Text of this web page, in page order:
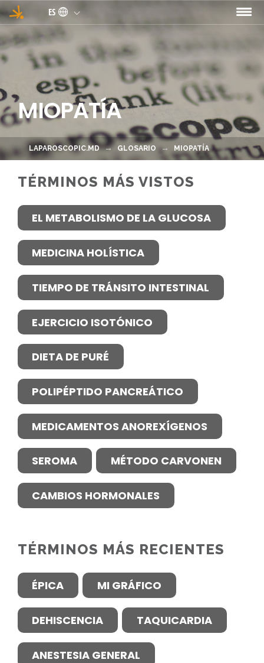
Pasar al contenido principal
ES
MIOPATÍA
LAPAROSCOPIC.MD GLOSARIO MIOPATÍA
TÉRMINOS MÁS VISTOS
EL METABOLISMO DE LA GLUCOSA
MEDICINA HOLÍSTICA
TIEMPO DE TRÁNSITO INTESTINAL
EJERCICIO ISOTÓNICO
DIETA DE PURÉ
POLIPÉPTIDO PANCREÁTICO
MEDICAMENTOS ANOREXÍGENOS
SEROMA MÉTODO CARVONEN
CAMBIOS HORMONALES
TÉRMINOS MÁS RECIENTES
ÉPICA MI GRÁFICO
DEHISCENCIA TAQUICARDIA
ANESTESIA GENERAL